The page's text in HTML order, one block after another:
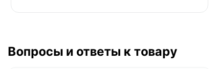
Вопросы и ответы к товару